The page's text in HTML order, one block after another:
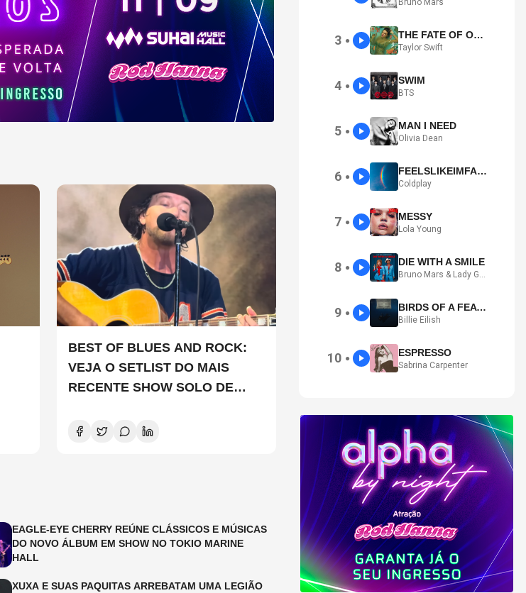
BEST OF BLUES AND ROCK:
VEJA O SETLIST DO MAIS
RECENTE SHOW SOLO DE
EAGLE-EYE CHERRY REÚNE CLÁSSICOS E MÚSICAS
DO NOVO ÁLBUM EM SHOW NO TOKIO MARINE
HALL
XUXA E SUAS PAQUITAS ARREBATAM UMA LEGIÃO
Bruno Mars
3 ● THE FATE OF OPHELIA
Taylor Swift
4 ● SWIM
BTS
5 ● MAN I NEED
Olivia Dean
6 ● FEELSLIKEIMFALLINGINLOVE
Coldplay
7 ● MESSY
Lola Young
8 ● DIE WITH A SMILE
Bruno Mars & Lady Gaga
9 ● BIRDS OF A FEATHER
Billie Eilish
10 ● ESPRESSO
Sabrina Carpenter